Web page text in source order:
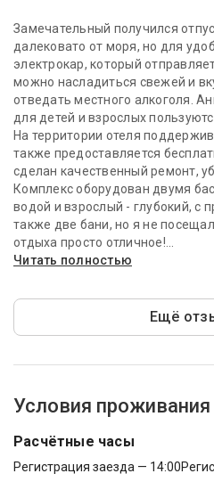
Замечательный получился
далековато от моря, но для
электрокар, который
можно насладиться свежей и
отведать местного алкоголя.
для детей и взрослых
На территории отеля
также предоставляется
сделан качественный ремонт,
Комплекс оборудован двумя
водой и взрослый - глубокий, с
также две бани, но я не
отдыха просто отличное!...
Читать полностью
Ещё
Условия проживания
Расчётные часы
Регистрация заезда — 14:00